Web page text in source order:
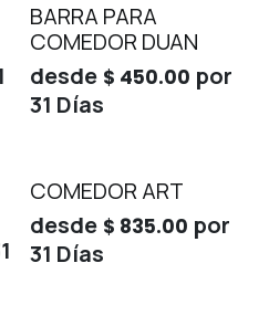
BARRA PARA
COMEDOR DUAN
desde $ 450.00 por
31 Días
COMEDOR ART
desde $ 835.00 por
31 Días